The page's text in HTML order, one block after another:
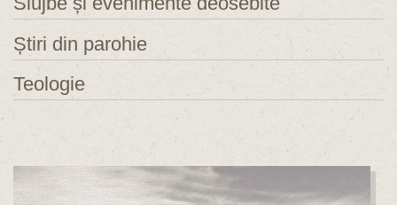
Știri din parohie
Teologie